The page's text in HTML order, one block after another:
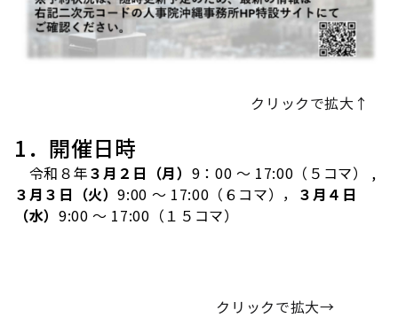
クリックで拡大↑
1．開催日時
令和８年３月２日（月） 9：00 ～ 17:00（５コマ） ,
３月３ 日（火）9:00 ～ 17:00（６コマ），
３月４日
（水） 9:00 ～ 17:00（１５コマ）
クリックで拡大→